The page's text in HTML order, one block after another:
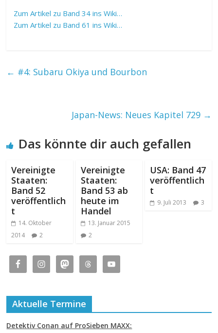
Zum Artikel zu Band 34 ins Wiki…
Zum Artikel zu Band 61 ins Wiki…
← #4: Subaru Okiya und Bourbon
Japan-News: Neues Kapitel 729 →
Das könnte dir auch gefallen
Vereinigte
Staaten:
Band 52
veröffentlich
t
14. Oktober
2014
2
Vereinigte
Staaten:
Band 53 ab
heute im
Handel
13. Januar 2015
2
USA: Band 47
veröffentlich
t
9. Juli 2013 3
Aktuelle Termine
Detektiv Conan auf ProSieben MAXX: